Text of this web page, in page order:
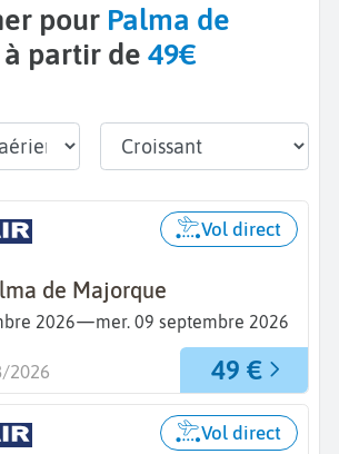
pour Palma de
à partir de 49€
de Majorque
2026—mer. 09 septembre 2026
Vol direct
49 €
2026
Vol direct